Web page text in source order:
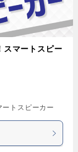
スマートスピー
トスピーカー